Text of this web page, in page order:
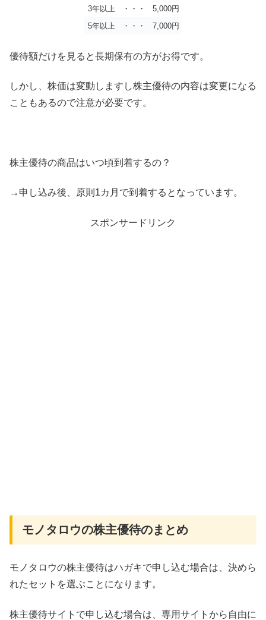
3年以上 ・・・
5,000円
5年以上
・・・ 7,000円
優待額だけを見ると長期保有の方がお得です。
しかし、株価は変動しますし株主優待の内容は変更になる
こともあるので注意が必要です。
株主優待の商品はいつ頃到着するの？
→申し込み後、原則1カ月で到着するとなっています。
スポンサードリンク
モノタロウの株主優待のまとめ
モノタロウの株主優待はハガキで申し込む場合は、決めら
れたセットを選ぶことになります。
株主優待サイトで申し込む場合は、専用サイトから自由に